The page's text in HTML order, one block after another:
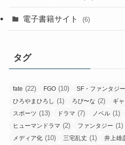
電子書籍サイト (6)
タグ
fate (22) FGO (10) SF・ファンタジー
ひろやまひろし (1) ろび〜な (2) ギ
スポーツ (13) ドラマ (7) ノベル (1)
ヒューマンドラマ (2) ファンタジー (1)
メディア化 (10) 三宅乱丈 (1) 井上雄